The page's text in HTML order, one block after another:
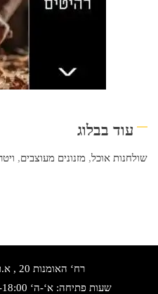
עוד בבלוג
שולחנות אוכל, מזנונים מעוצבים,
רח‘ האומנות 20 , א.ת חדש נתניה, טלפון:
שעות פתיחה: א‘-ה‘ 10:00-18:00 , שישי: 9:00-14:00